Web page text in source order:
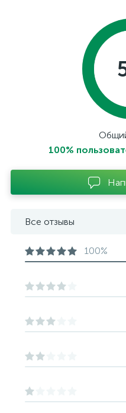
100%
Все отзывы
100%